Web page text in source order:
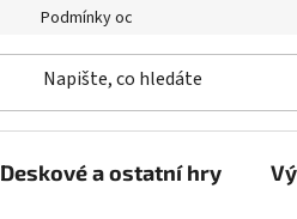
Podmínky ochrany osobních údajů
Deskové a ostatní hry